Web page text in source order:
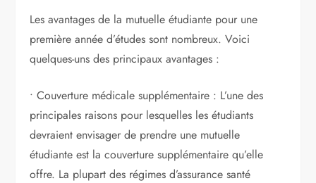
Les avantages de la mutuelle étudiante pour une
première année d’études sont nombreux. Voici
quelques-uns des principaux avantages :
• Couverture médicale supplémentaire : L’une des
principales raisons pour lesquelles les étudiants
devraient envisager de prendre une mutuelle
étudiante est la couverture supplémentaire qu’elle
offre. La plupart des régimes d’assurance santé